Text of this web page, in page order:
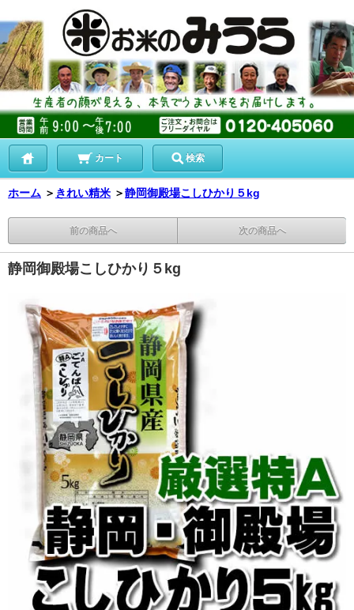
カート 検索
ホーム ＞ きれい精米 ＞静岡御殿場こしひかり５kg
前の商品へ 次の商品へ
静岡御殿場こしひかり５kg